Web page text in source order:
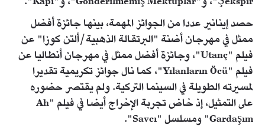
حصد إينانير عددا من الجوائز المهمة، بينها جائزة أفضل
ممثل في مهرجان أضنة "البرتقالة الذهبية/ألتن كوزا" عن
فيلم "Utanç"، وجائزة أفضل ممثل في مهرجان أنطاليا عن
فيلم "Yılanların Öcü"، كما نال جوائز تكريمية تقديرا
لمسيرته الطويلة في السينما التركية. ولم يقتصر حضوره
على التمثيل، إذ خاض تجربة الإخراج أيضا في فيلم "Ah
Gardaşım" ومسلسل "Savcı".